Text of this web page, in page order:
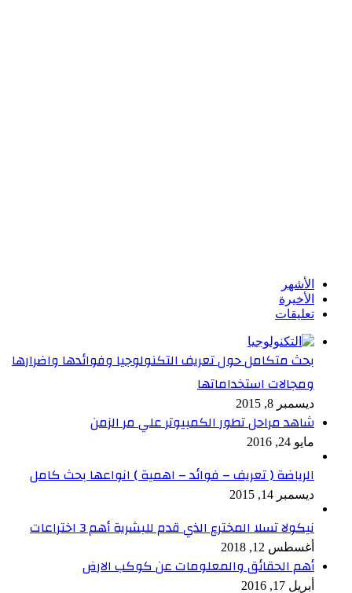
الأشهر
الأخيرة
تعليقات
بحث متكامل حول تعريف التكنولوجيا وفوائدها واضرارها
ومجالات استخداماتها
ديسمبر 8, 2015
شاهد مراحل تطور الكمبيوتر علي مر الزمن
مايو 24, 2016
الرياضة ( تعريف – فوائد – اهمية ) انواعها بحث كامل
ديسمبر 14, 2015
نيكولا تسلا المخترع الذي قدم للبشرية أهم 3 اختراعات
أغسطس 12, 2018
أهم الحقائق والمعلومات عن كوكب الارض
أبريل 17, 2016